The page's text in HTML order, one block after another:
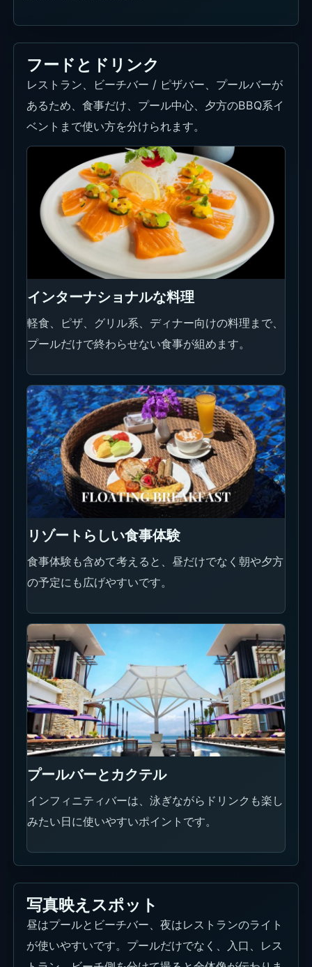
リゾートらしい食事体験
食事体験も含めて考えると、昼だけでなく朝や夕方
の予定にも広げやすいです。
プールバーとカクテル
インフィニティバーは、泳ぎながらドリンクも楽し
みたい日に使いやすいポイントです。
写真映えスポット
が使いやすいです。プールだけでなく、入口、レス
トラン、ビーチ側を分けて撮ると全体像が伝わりま
す。
夜のレストランとライト
夜はレストランの照明とプールまわりの光が入り、
昼とは違う写真になります。
イベント情報
現在確認できるイベント情報は、下のカードにまと
めています。日付、時間、料金、予約条件は公式リ